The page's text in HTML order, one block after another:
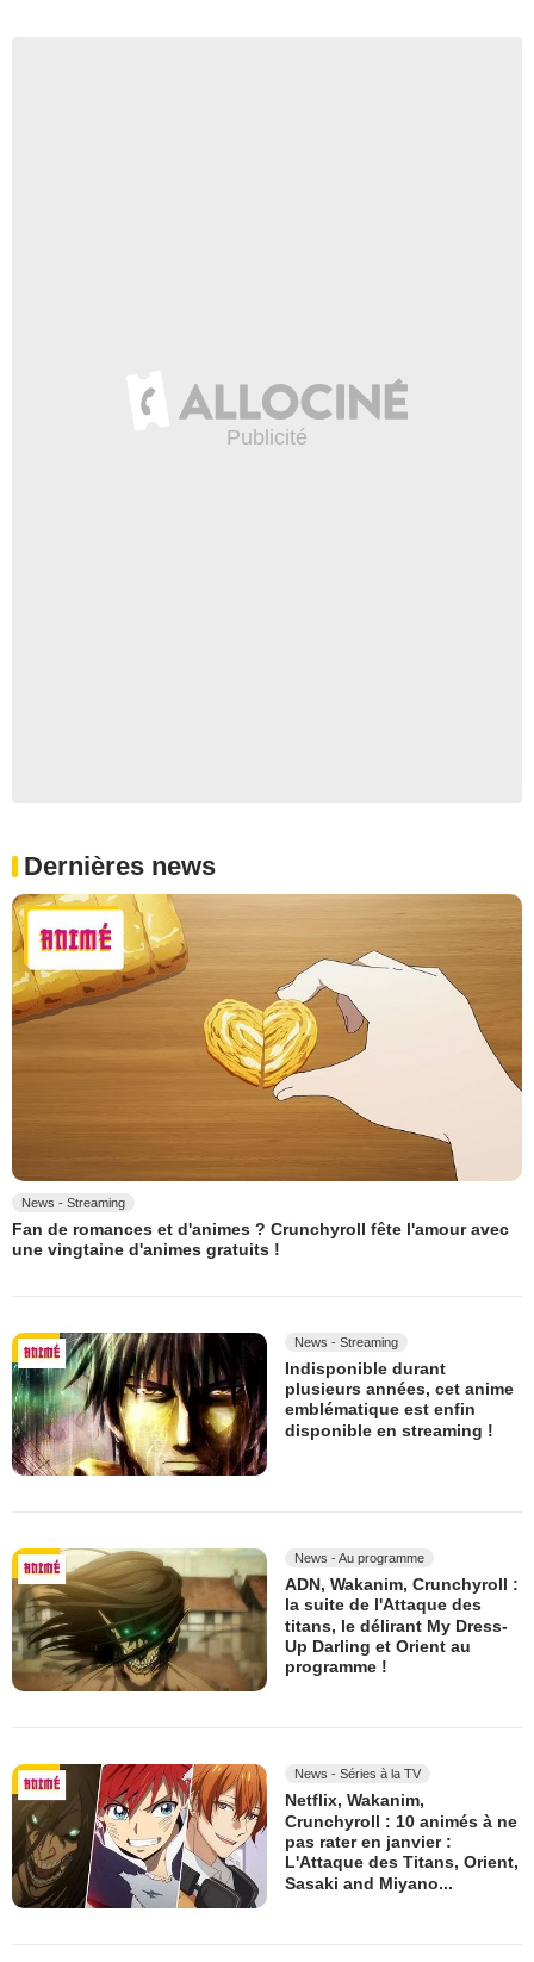
Dernières news
News - Streaming
Fan de romances et d'animes ? Crunchyroll fête l'amour avec
une vingtaine d'animes gratuits !
News - Streaming
Indisponible durant
plusieurs années, cet anime
emblématique est enfin
disponible en streaming !
News - Au programme
ADN, Wakanim, Crunchyroll :
la suite de l'Attaque des
titans, le délirant My Dress-
Up Darling et Orient au
programme !
News - Séries à la TV
Netflix, Wakanim,
Crunchyroll : 10 animés à ne
pas rater en janvier :
L'Attaque des Titans, Orient,
Sasaki and Miyano...